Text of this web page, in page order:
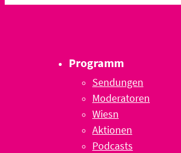
Programm
Sendungen
Moderatoren
Wiesn
Aktionen
Podcasts